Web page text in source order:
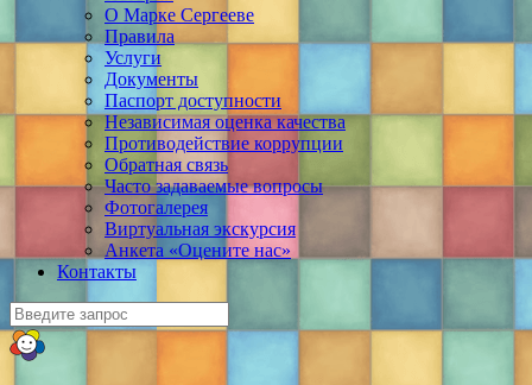
О Марке Сергееве
Правила
Услуги
Документы
Паспорт доступности
Независимая оценка качества
Противодействие коррупции
Обратная связь
Часто задаваемые вопросы
Фотогалерея
Виртуальная экскурсия
Анкета «Оцените нас»
Контакты